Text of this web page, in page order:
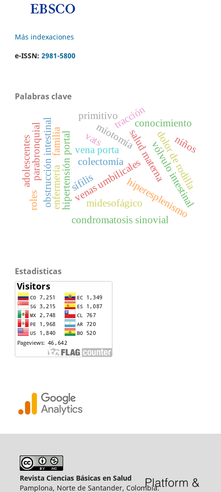
Más indexaciones
e-ISSN: 2981-5800
Palabras clave
venas umbilicales
vena porta
hipertensión portal hiperesplenismo
salud materna
conocimiento
sífilis
enfermería vólvulo intestinal
obstrucción intestinal colectomía
midesofágico
parabronquial vatsmiotomía
tracción
condromatosis sinovial
dolor de rodilla
niños
adolescentes familia
primitivo
roles
Estadisticas
Revista Ciencias Básicas en Salud
Pamplona, Norte de Santander, Colombia.